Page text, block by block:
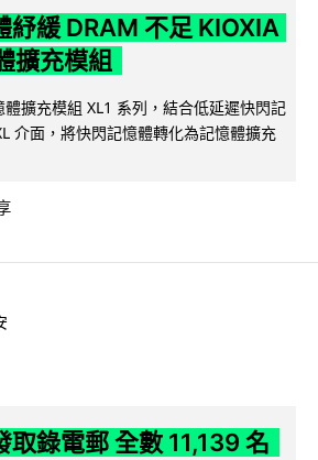
紓緩 DRAM 不足 KIOXIA
擴充模組
擴充模組 XL1 系列，結合低延遲快閃記
介面，將快閃記憶體轉化為記憶體擴充
取錄電郵 全數 11,139 名